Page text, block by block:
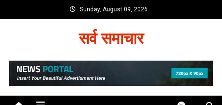
to
Sunday, August 09, 2026
सर्व समाचार